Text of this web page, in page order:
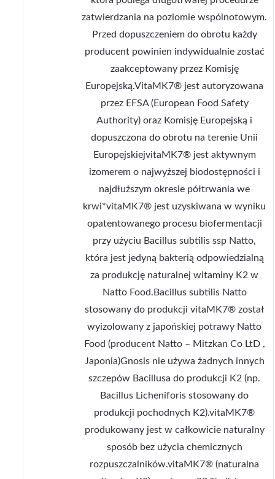
zatwierdzania na poziomie wspólnotowym.
Przed dopuszczeniem do obrotu każdy
producent powinien indywidualnie zostać
zaakceptowany przez Komisję
Europejską.VitaMK7® jest autoryzowana
przez EFSA (European Food Safety
Authority) oraz Komisję Europejską i
dopuszczona do obrotu na terenie Unii
EuropejskiejvitaMK7® jest aktywnym
izomerem o najwyższej biodostępności i
najdłuższym okresie półtrwania we
krwi*vitaMK7® jest uzyskiwana w wyniku
opatentowanego procesu biofermentacji
przy użyciu Bacillus subtilis ssp Natto,
która jest jedyną bakterią odpowiedzialną
za produkcję naturalnej witaminy K2 w
Natto Food.Bacillus subtilis Natto
stosowany do produkcji vitaMK7® został
wyizolowany z japońskiej potrawy Natto
Food (producent Natto – Mitzkan Co LtD ,
Japonia)Gnosis nie używa żadnych innych
szczepów Bacillusa do produkcji K2 (np.
Bacillus Licheniforis stosowany do
produkcji pochodnych K2).vitaMK7®
produkowany jest w całkowicie naturalny
sposób bez użycia chemicznych
rozpuszczalników.vitaMK7® (naturalna